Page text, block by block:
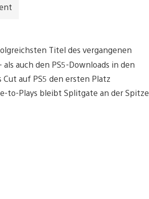
Titel des vergangenen
auch den PS5-Downloads in den
Cut auf PS5 den ersten Platz
to-Plays bleibt Splitgate an der Spitze